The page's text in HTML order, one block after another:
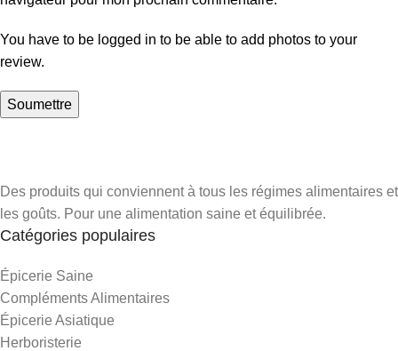
You have to be logged in to be able to add photos to your
review.
Des produits qui conviennent à tous les régimes alimentaires et
les goûts. Pour une alimentation saine et équilibrée.
Catégories populaires
Épicerie Saine
Compléments Alimentaires
Épicerie Asiatique
Herboristerie